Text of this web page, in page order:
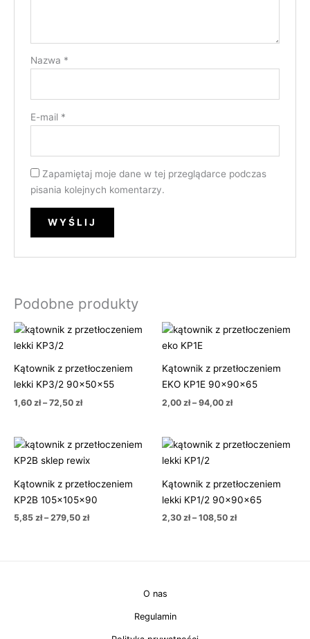
Nazwa *
E-mail *
Zapamiętaj moje dane w tej przeglądarce podczas
pisania kolejnych komentarzy.
Podobne produkty
Kątownik z przetłoczeniem
lekki KP3/2 90x50x55
1,60 zł – 72,50 zł
Zakres
cen:
do
72,50 zł
Kątownik z przetłoczeniem
EKO KP1E 90x90x65
2,00 zł – 94,00 zł
Zakres
cen:
do
94,00 zł
Kątownik z przetłoczeniem
KP2B 105x105x90
5,85 zł – 279,50 zł
Zakres
cen:
od
do
279,50 zł
Kątownik z przetłoczeniem
lekki KP1/2 90x90x65
2,30 zł – 108,50 zł
Zakres
cen:
do
108,50 zł
O nas
Regulamin